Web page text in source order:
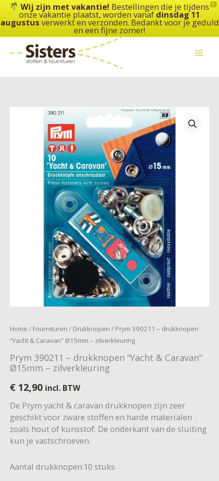
X
Wij zijn met vakantie! Bestellingen die je tijdens
onze vakantie plaatst, worden vanaf dinsdag 11
augustus verwerkt en verzonden. Bedankt voor je geduld
en een fijne zomer!
de
inhoud
Home / Fournituren / Drukknopen / Prym 390211 – drukknopen
“Yacht & Caravan” Ø15mm – zilverkleuring
Prym 390211 – drukknopen “Yacht & Caravan”
Ø15mm – zilverkleuring
€ 12,90 incl. BTW
De Prym yacht & caravan drukknopen zijn zeer
geschikt voor zware stoffen en harde materialen
zoals hout of kunsstof. De onderkant van de sluiting
kun je vastschroeven.
Aantal drukknopen:10 stuks
drukknopen
zilverkleuring